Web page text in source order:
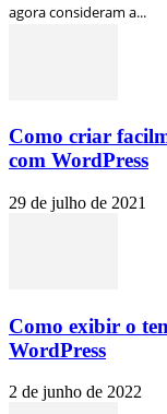
agora consideram a...
Como criar
com WordPress
29 de julho de 2021
Como exibir o
WordPress
2 de junho de 2022